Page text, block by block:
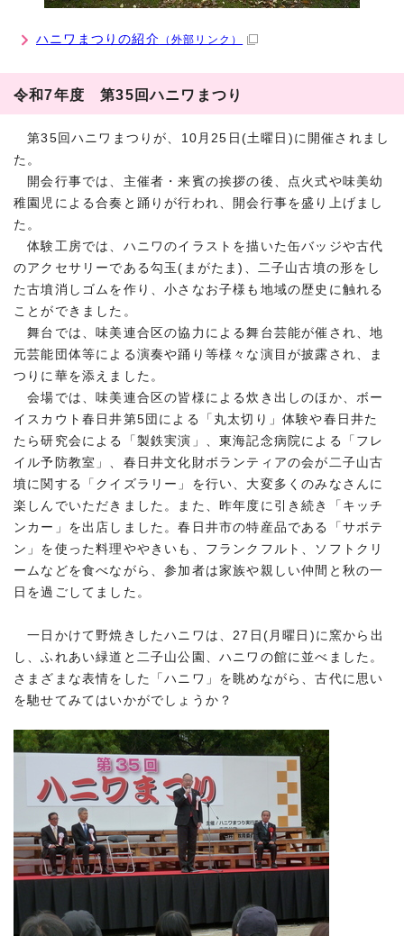
ハニワまつりの紹介 （外部リンク）
令和7年度 第35回ハニワまつり
第35回ハニワまつりが、10月25日(土曜日)に開催されまし
た。
開会行事では、主催者・来賓の挨拶の後、点火式や味美幼
稚園児による合奏と踊りが行われ、開会行事を盛り上げまし
た。
体験工房では、ハニワのイラストを描いた缶バッジや古代
のアクセサリーである勾玉(まがたま)、二子山古墳の形をし
た古墳消しゴムを作り、小さなお子様も地域の歴史に触れる
ことができました。
舞台では、味美連合区の協力による舞台芸能が催され、地
元芸能団体等による演奏や踊り等様々な演目が披露され、ま
つりに華を添えました。
会場では、味美連合区の皆様による炊き出しのほか、ボー
イスカウト春日井第5団による「丸太切り」体験や春日井た
たら研究会による「製鉄実演」、東海記念病院による「フレ
イル予防教室」、春日井文化財ボランティアの会が二子山古
墳に関する「クイズラリー」を行い、大変多くのみなさんに
楽しんでいただきました。また、昨年度に引き続き「キッチ
ンカー」を出店しました。春日井市の特産品である「サボテ
ン」を使った料理ややきいも、フランクフルト、ソフトクリ
ームなどを食べながら、参加者は家族や親しい仲間と秋の一
日を過ごしてました。
一日かけて野焼きしたハニワは、27日(月曜日)に窯から出
し、ふれあい緑道と二子山公園、ハニワの館に並べました。
さまざまな表情をした「ハニワ」を眺めながら、古代に思い
を馳せてみてはいかがでしょうか？